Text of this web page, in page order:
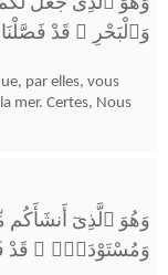
وَهُوَ ٱلَّذِى جَعَلَ
وَٱلْبَحْرِ
ۗ قَدْ
par elles, vous
mer. Certes, Nous
وَهُوَ ٱلَّذِىٓ
وَمُسْتَوْدَعٌۭ ۗ قَدْ